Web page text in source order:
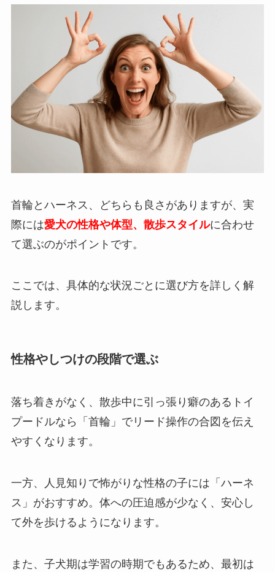
首輪とハーネス、どちらも良さがありますが、実
際には愛犬の性格や体型、散歩スタイルに合わせ
て選ぶのがポイントです。
ここでは、具体的な状況ごとに選び方を詳しく解
説します。
性格やしつけの段階で選ぶ
落ち着きがなく、散歩中に引っ張り癖のあるトイ
プードルなら「首輪」でリード操作の合図を伝え
やすくなります。
一方、人見知りで怖がりな性格の子には「ハーネ
ス」がおすすめ。体への圧迫感が少なく、安心し
て外を歩けるようになります。
また、子犬期は学習の時期でもあるため、最初は